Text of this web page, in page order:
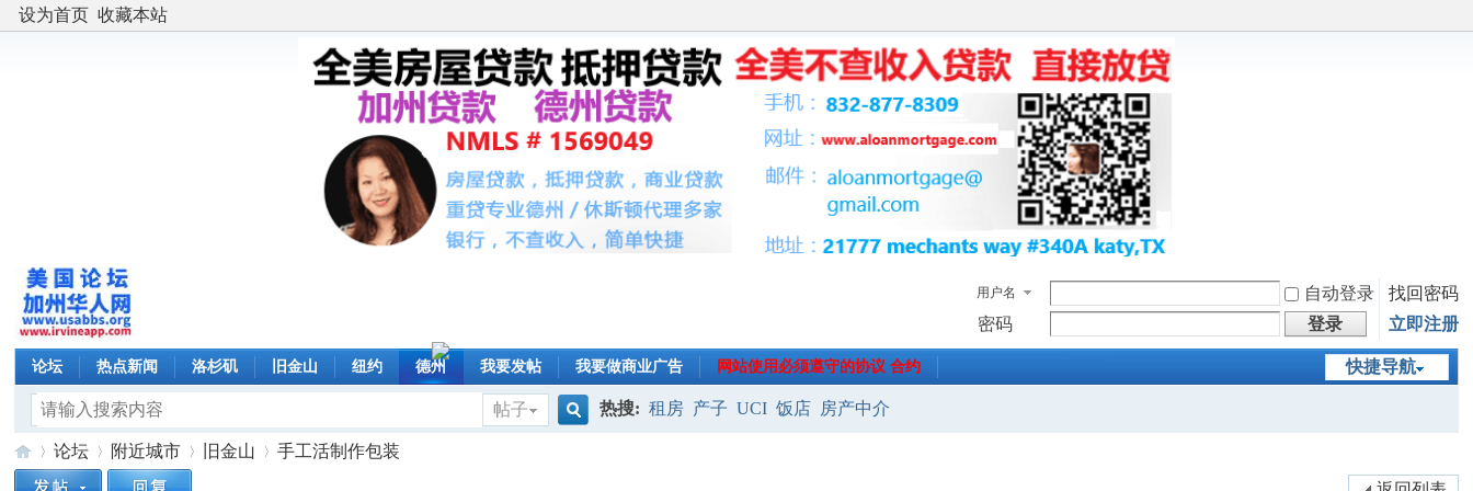
设为首页 收藏本站
用户名 自动登录
找回密码
密码
登录 立即注册
快捷导航
论坛 热点新闻 洛杉矶 旧金山 纽约 德州 我要发帖 我要做商业广告 网站使用必须遵守的协议 合约
帖子
热搜: 租房 产子 UCI 饭店 房产中介
论坛 附近城市 旧金山 手工活制作包装